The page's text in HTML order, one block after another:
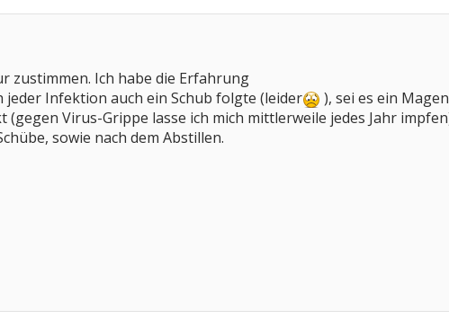
zustimmen. Ich habe die Erfahrung
jeder Infektion auch ein Schub folgte (leider
), sei es ein
Virus-Grippe lasse ich mich mittlerweile jedes Jahr
sowie nach dem Abstillen.